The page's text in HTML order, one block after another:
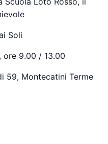
Soli
ore 9.00 / 13.00
59, Montecatini Terme